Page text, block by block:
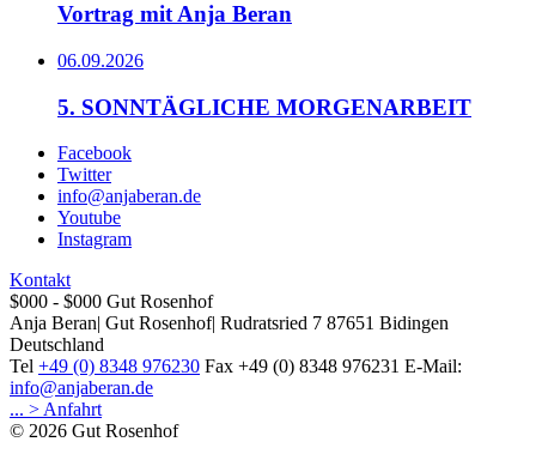
Vortrag mit Anja Beran
06.09.2026
5. SONNTÄGLICHE MORGENARBEIT
Facebook
Twitter
info@anjaberan.de
Youtube
Instagram
Kontakt
$000 - $000 Gut Rosenhof
Anja Beran| Gut Rosenhof| Rudratsried 7 87651 Bidingen
Deutschland
Tel +49 (0) 8348 976230 Fax +49 (0) 8348 976231 E-Mail:
info@anjaberan.de
... > Anfahrt
© 2026 Gut Rosenhof